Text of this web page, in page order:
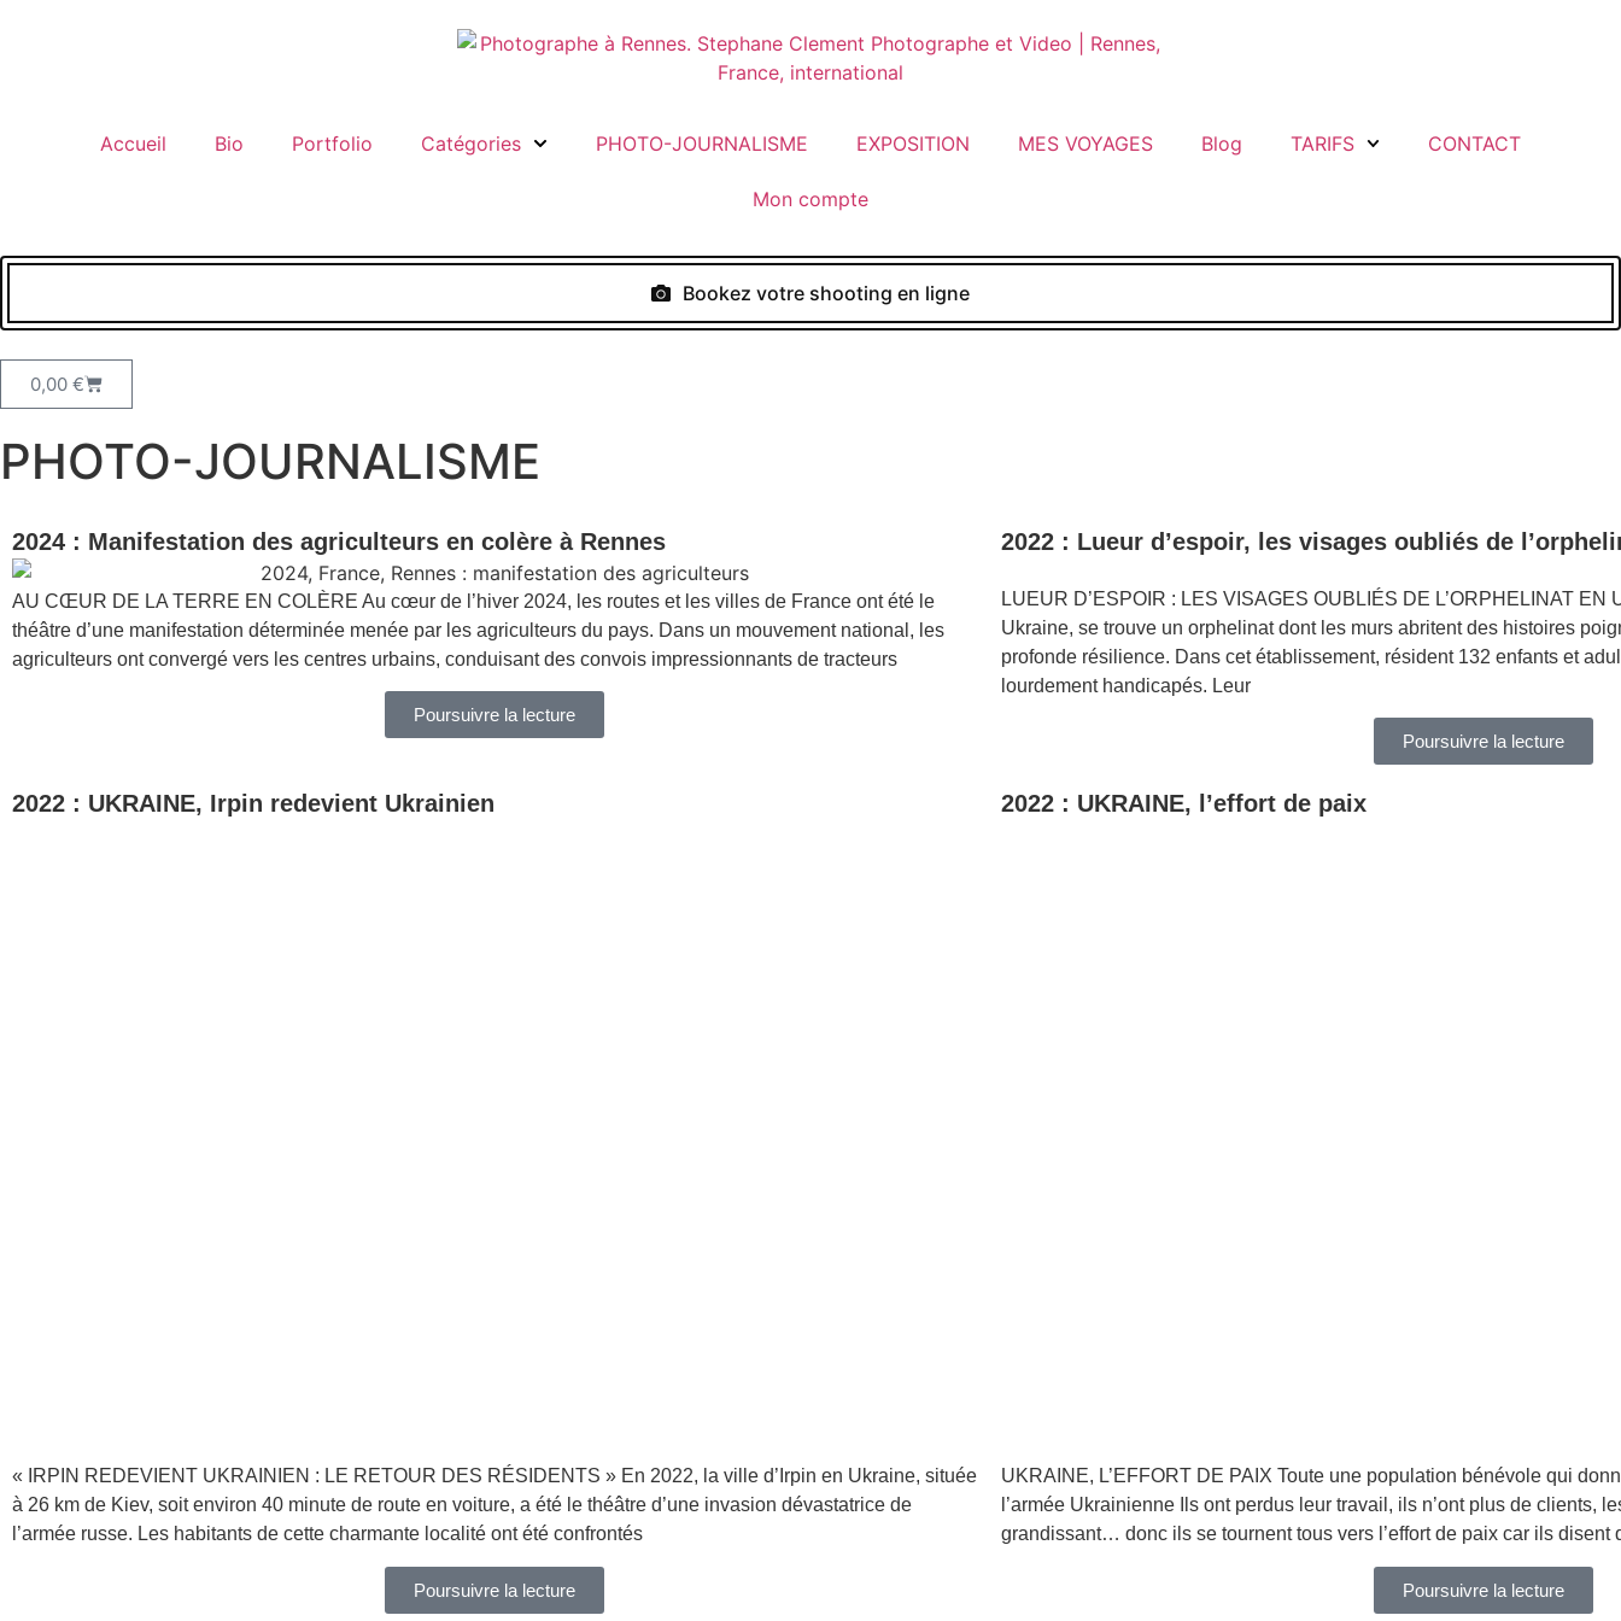
Accueil Bio Portfolio Catégories PHOTO-JOURNALISME EXPOSITION MES VOYAGES Blog TARIFS CONTACT
Mon compte
Bookez votre shooting en ligne
0,00 €
PHOTO-JOURNALISME
2024 : Manifestation des agriculteurs en colère à Rennes
AU CŒUR DE LA TERRE EN COLÈRE Au cœur de l’hiver 2024, les routes et les villes de France ont été le
théâtre d’une manifestation déterminée menée par les agriculteurs du pays. Dans un mouvement national, les
agriculteurs ont convergé vers les centres urbains, conduisant des convois impressionnants de tracteurs
Poursuivre la lecture
2022 : Lueur d’espoir, les visages oubliés de
LUEUR D’ESPOIR : LES VISAGES OUBLIÉS DE L’ORPHELINAT
Ukraine, se trouve un orphelinat dont les murs abritent des histoires
profonde résilience. Dans cet établissement, résident 132 enfants et
lourdement handicapés. Leur
Poursuivre la lecture
2022 : UKRAINE, Irpin redevient Ukrainien
« IRPIN REDEVIENT UKRAINIEN : LE RETOUR DES RÉSIDENTS » En 2022, la ville d’Irpin en Ukraine, située
à 26 km de Kiev, soit environ 40 minute de route en voiture, a été le théâtre d’une invasion dévastatrice de
l’armée russe. Les habitants de cette charmante localité ont été confrontés
Poursuivre la lecture
2022 : UKRAINE, l’effort de paix
UKRAINE, L’EFFORT DE PAIX Toute une population bénévole qui
l’armée Ukrainienne Ils ont perdus leur travail, ils n’ont plus de clients,
grandissant… donc ils se tournent tous vers l’effort de paix car ils disent
Poursuivre la lecture